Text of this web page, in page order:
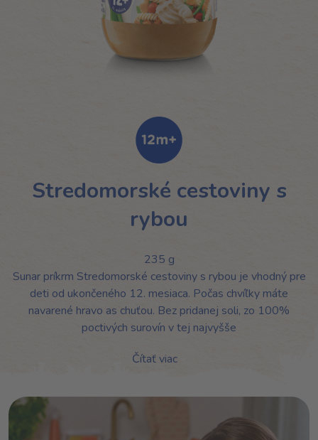
Stredomorské cestoviny s
rybou
235 g
Sunar príkrm Stredomorské cestoviny s rybou je vhodný pre
deti od ukončeného 12. mesiaca. Počas chvíľky máte
navarené hravo as chuťou. Bez pridanej soli, zo 100%
poctivých surovín v tej najvyšše
Čítať viac